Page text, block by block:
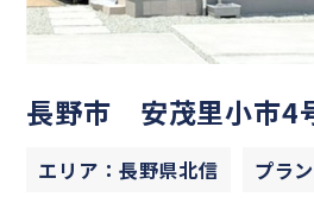
長野市 安茂里小市4
エリア：長野県北信 プラ